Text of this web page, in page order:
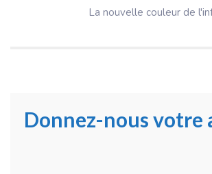
La nouvelle couleur de
Donnez-nous votre